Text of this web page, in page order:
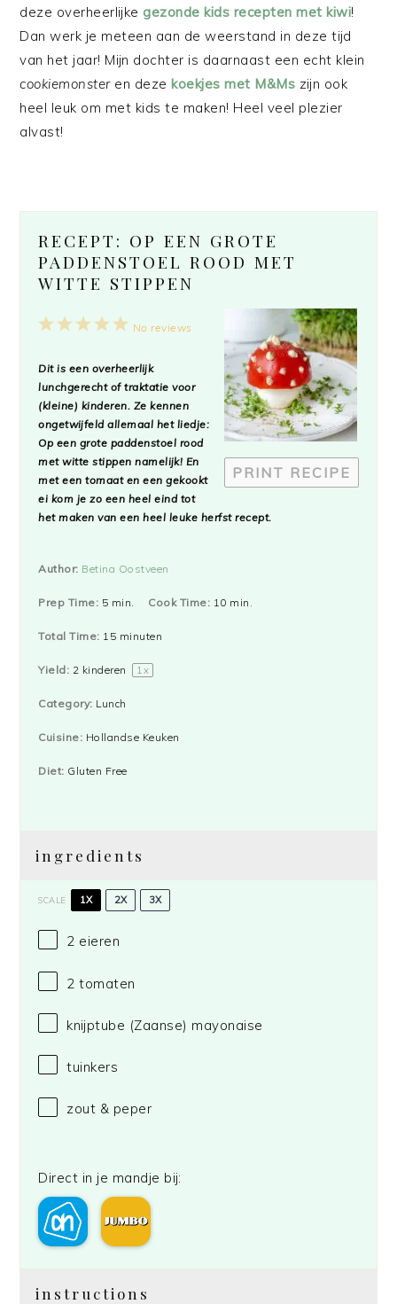
deze overheerlijkegezonde kids recepten met kiwi!
Dan werk je meteen aan de weerstand in deze tijd
van het jaar! Mijn dochter is daarnaast een echt klein
cookiemonsteren deze koekjes met M&Ms zijn ook
heel leuk om met kids te maken! Heel veel plezier
alvast!
RECEPT: OP EEN GROTE
PADDENSTOEL ROOD MET
WITTE STIPPEN
PRINT RECIPE
5
4
3
2
1
No reviews
Dit is een overheerlijk
lunchgerecht of traktatie voor
(kleine) kinderen. Ze kennen
ongetwijfeld allemaal het liedje:
Op een grote paddenstoel rood
met witte stippen namelijk! En
met een tomaat en een gekookt
ei kom je zo een heel eind tot
het maken van een heel leuke herfst recept.
Author: Betina Oostveen
Prep Time: 5 min. Cook Time: 10 min.
Total Time: 15 minuten
Yield: 2 kinderen 1x
Category: Lunch
Cuisine: Hollandse Keuken
Diet: Gluten Free
ingredients
SCALE 1X 2X 3X
2 eieren
2 tomaten
knijptube (Zaanse) mayonaise
tuinkers
zout & peper
Direct in je mandje bij:
instructions